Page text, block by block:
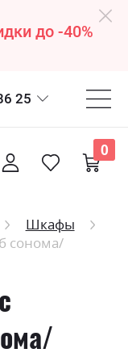
до -40%
25
0
Шкафы
сонома/